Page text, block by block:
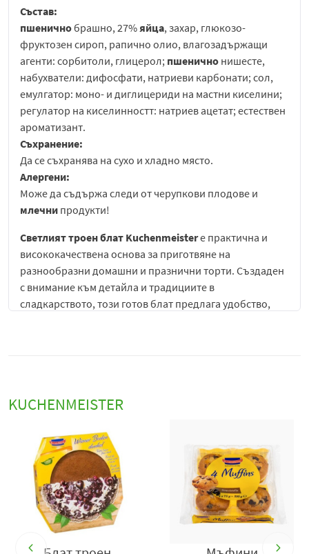
Състав:
пшеничнобрашно, 27%яйца, захар, глюкозо-
фруктозен сироп, рапично олио, влагозадържащи
агенти: сорбитоли, глицерол; пшенично нишесте,
набухватели: дифосфати, натриеви карбонати; сол,
емулгатор: моно- и диглицериди на мастни киселини;
регулатор на киселинностт: натриев ацетат; естествен
ароматизант.
Съхранение:
Да се съхранява на сухо и хладно място.
Алергени:
Може да съдържа следи от черупкови плодове и
млечни продукти!
Светлият троен блат Kuchenmeisterе практична и
висококачествена основа за приготвяне на
разнообразни домашни и празнични торти. Създаден
с внимание към детайла и традициите в
сладкарството, този готов блат предлага удобство,
блата с мека, въздушна и нежна структура. Те са
внимателно приготвени така, че да бъдат лесни за
работа и да осигурят стабилна основа за различни
видове кремове, плодове, шоколадови пълнежи,
сладкарски мусове и други декоративни елементи.
Благодарение на своята фина консистенция,
блатовете попиват добре сиропи и кремове, като
същевременно запазват своята форма и структура.
Неутралният и балансиран вкус на светлия троен блат
KUCHENMEISTER